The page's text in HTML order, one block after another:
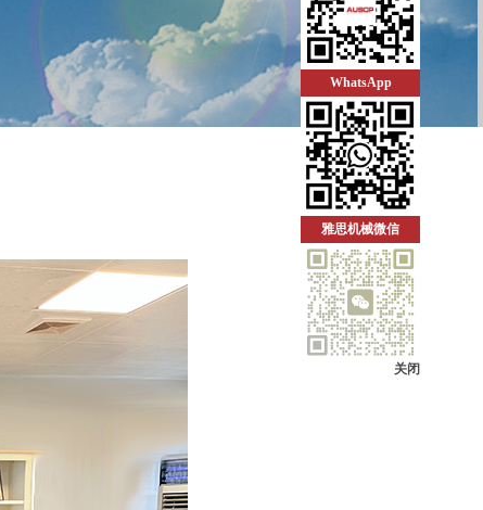
WhatsApp
雅思机械微信
关闭